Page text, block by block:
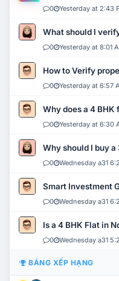
0 Yesterday at 2:43
What should I
0 Yesterday at 8:01
How to Verify
0 Yesterday at 6:57
Why does a 4
0 Yesterday at 6:30
Why should I buy
0 Wednesday a31
Smart Investment
0 Wednesday a31
Is a 4 BHK Flat in
0 Wednesday a31
BẢNG XẾP HẠNG